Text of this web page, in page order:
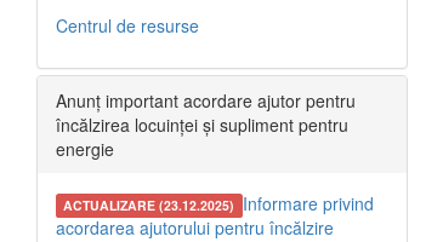
Centrul de resurse
Anunț important acordare ajutor pentru
încălzirea locuinței și supliment pentru
energie
ACTUALIZARE (23.12.2025) Informare privind
acordarea ajutorului pentru încălzire